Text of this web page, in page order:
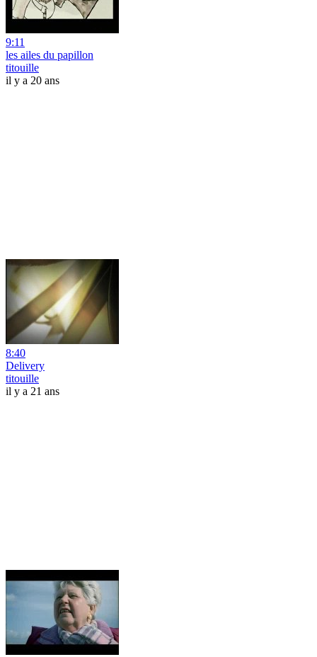
9:11
les ailes du papillon
titouille
il y a 20 ans
8:40
Delivery
titouille
il y a 21 ans